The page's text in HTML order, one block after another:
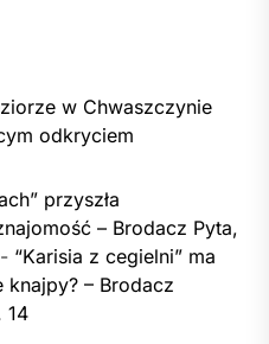
w Chwaszczynie
odkryciem
przyszła
– Brodacz Pyta,
- “Karisia z cegielni” ma
knajpy? – Brodacz
14